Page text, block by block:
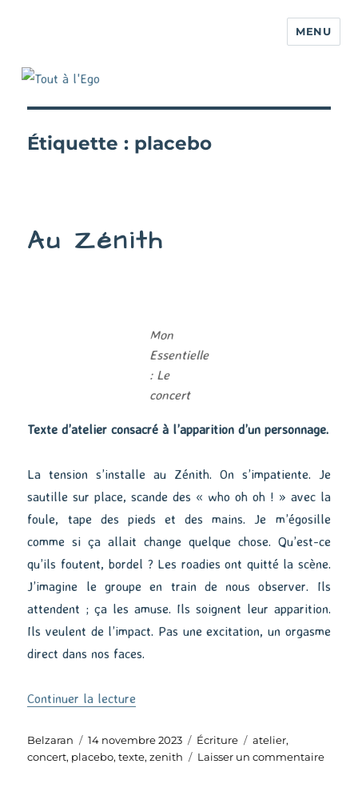
MENU
Étiquette : placebo
Au Zénith
Mon
Essentielle
: Le
concert
Texte d’atelier consacré à l’apparition d’un personnage.
La tension s’installe au Zénith. On s’impatiente. Je
sautille sur place, scande des « who oh oh ! » avec la
foule, tape des pieds et des mains. Je m’égosille
comme si ça allait change quelque chose. Qu’est-ce
qu’ils foutent, bordel ? Les roadies ont quitté la scène.
J’imagine le groupe en train de nous observer. Ils
attendent ; ça les amuse. Ils soignent leur apparition.
Ils veulent de l’impact. Pas une excitation, un orgasme
direct dans nos faces.
Continuer la lecture
Auteur
Belzaran
Publié
le
14 novembre 2023 Catégories
Écriture Étiquettes
atelier,
concert, placebo,texte,zenith Laisser un commentairesur